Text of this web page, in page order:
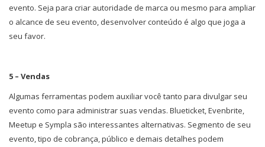
evento. Seja para criar autoridade de marca ou mesmo para ampliar
o alcance de seu evento, desenvolver conteúdo é algo que joga a
seu favor.
5 – Vendas
Algumas ferramentas podem auxiliar você tanto para divulgar seu
evento como para administrar suas vendas. Blueticket, Evenbrite,
Meetup e Sympla são interessantes alternativas. Segmento de seu
evento, tipo de cobrança, público e demais detalhes podem